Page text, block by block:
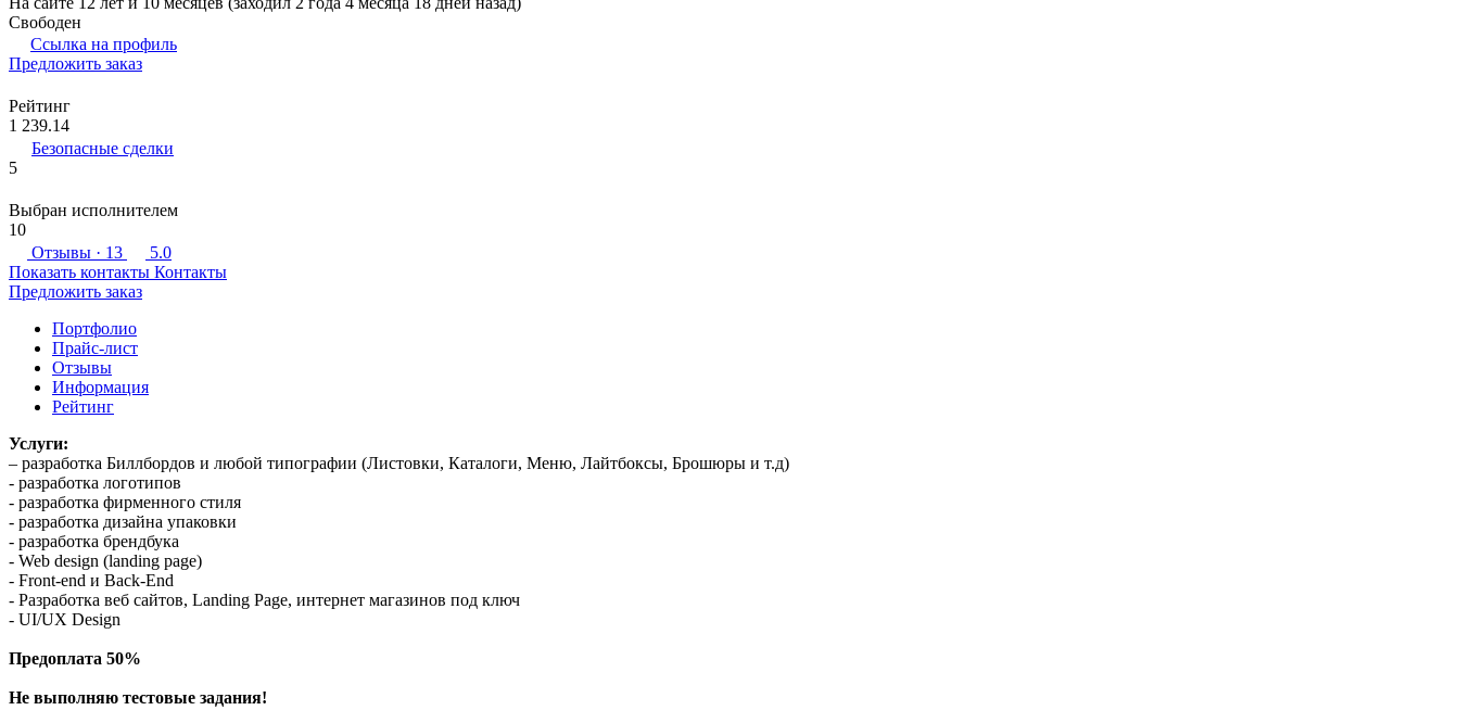
Свободен
Ссылка на профиль
Предложить заказ
Рейтинг
1 239.14
Безопасные сделки
5
Выбран исполнителем
10
Отзывы · 13
5.0
Показать контакты Контакты
Предложить заказ
Портфолио
Прайс-лист
Отзывы
Информация
Рейтинг
Услуги:
– разработка Биллбордов и любой типографии (Листовки, Каталоги, Меню, Лайтбоксы, Брошюры и т.д)
- разработка логотипов
- разработка фирменного стиля
- разработка дизайна упаковки
- разработка брендбука
- Web design (landing page)
- Front-end и Back-End
- Разработка веб сайтов, Landing Page, интернет магазинов под ключ
- UI/UX Design
Предоплата 50%
Не выполняю тестовые задания!